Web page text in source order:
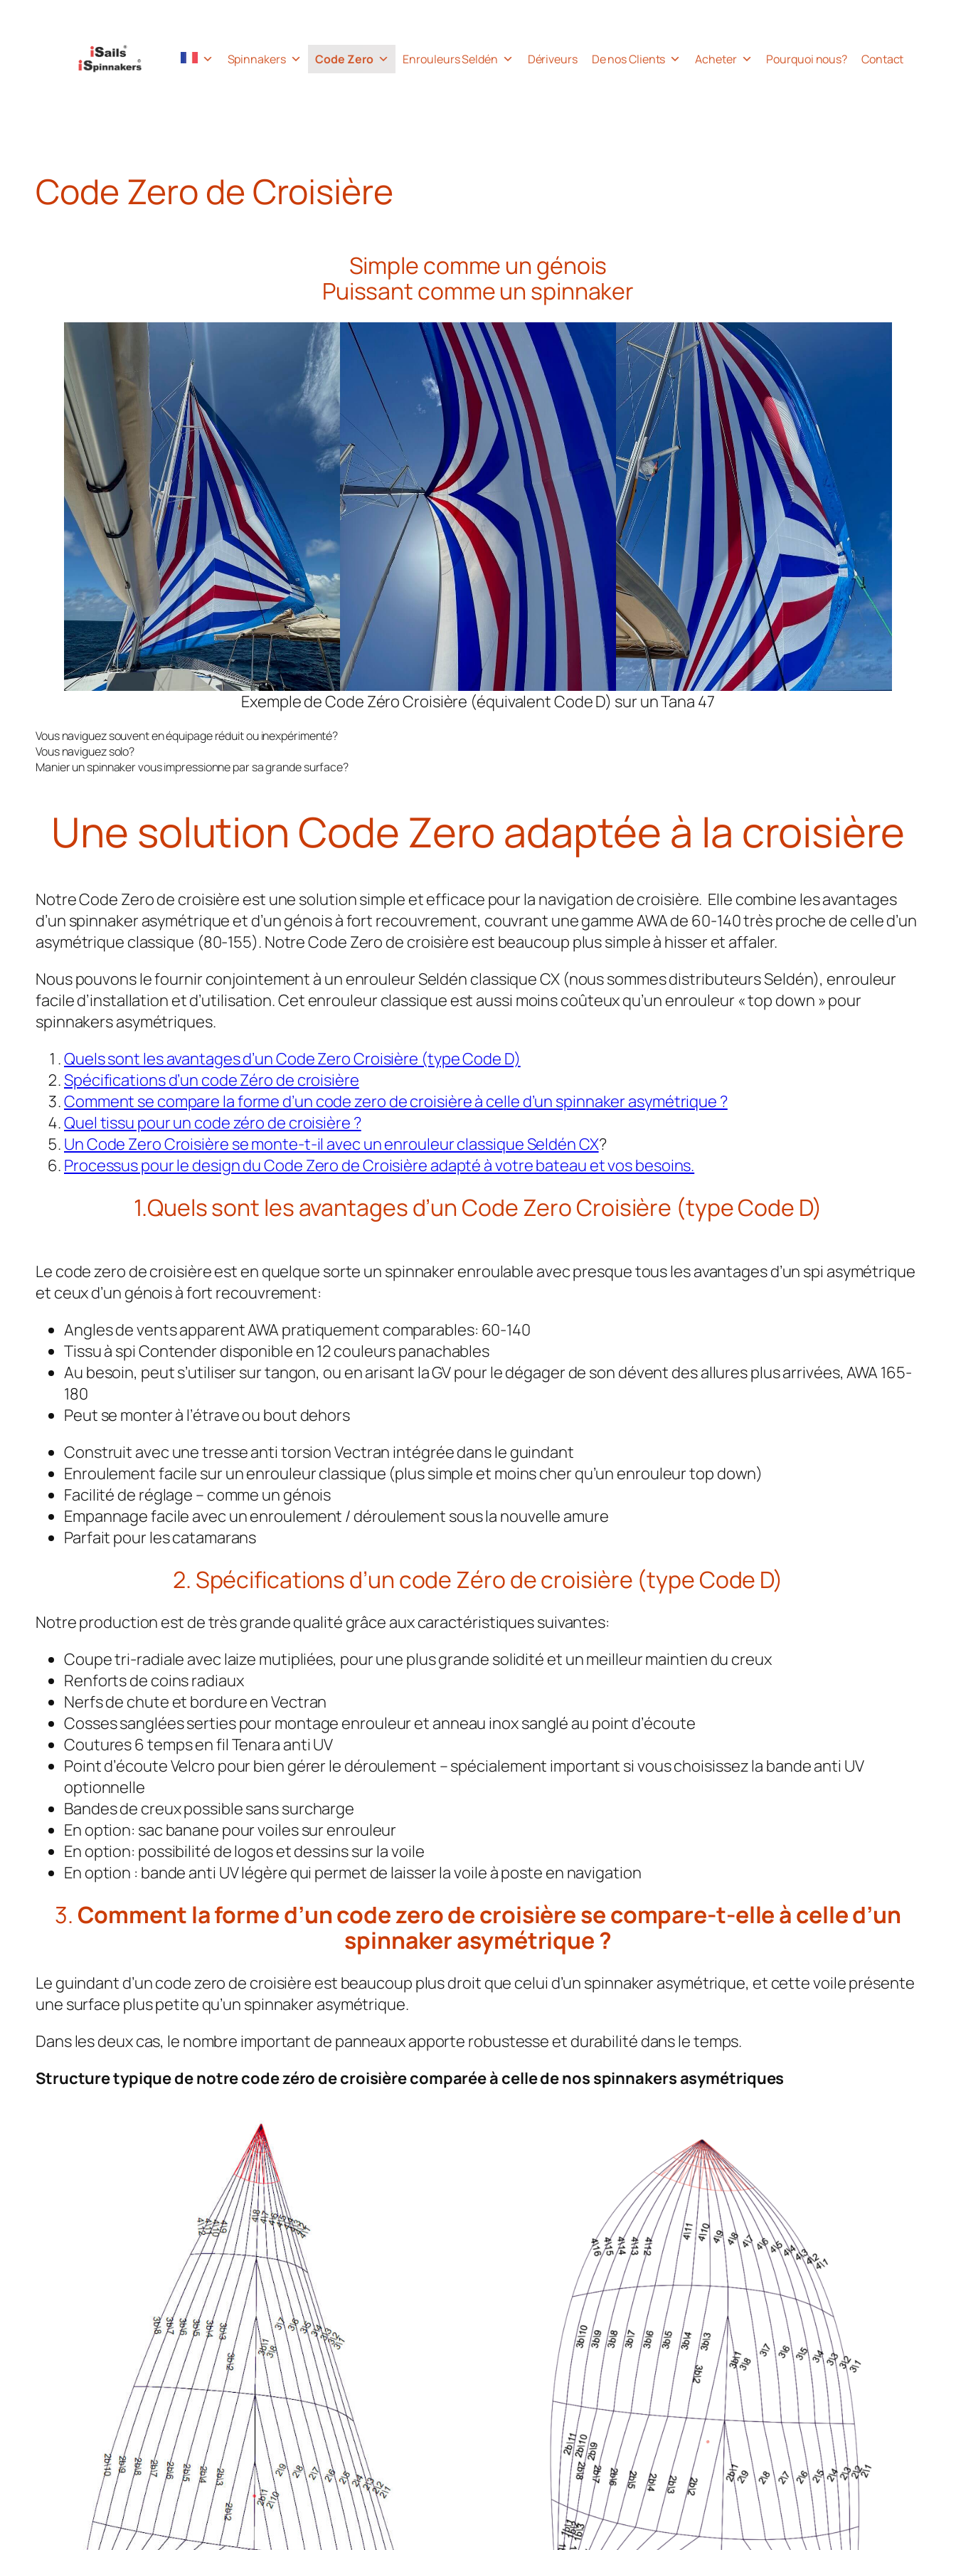
Spinnakers Code Zero Enrouleurs Seldén Dériveurs De nos Clients Acheter Pourquoi nous? Contact
Code Zero de Croisière
Simple comme un génois
Puissant comme un spinnaker
Exemple de Code Zéro Croisière (équivalent Code D) sur un Tana 47
Vous naviguez souvent en équipage réduit ou inexpérimenté?
Vous naviguez solo?
Manier un spinnaker vous impressionne par sa grande surface?
Une solution Code Zero adaptée à la croisière
Notre Code Zero de croisière est une solution simple et efficace pour la navigation de croisière. Elle combine les avantages
d’un spinnaker asymétrique et d’un génois à fort recouvrement, couvrant une gamme AWA de 60-140 très proche de celle d’un
asymétrique classique (80-155). Notre Code Zero de croisière est beaucoup plus simple à hisser et affaler.
Nous pouvons le fournir conjointement à un enrouleur Seldén classique CX (nous sommes distributeurs Seldén), enrouleur
facile d’installation et d’utilisation. Cet enrouleur classique est aussi moins coûteux qu’un enrouleur « top down » pour
spinnakers asymétriques.
Quels sont les avantages d’un Code Zero Croisière (type Code D)
Spécifications d’un code Zéro de croisière
Comment se compare la forme d’un code zero de croisière à celle d’un spinnaker asymétrique ?
Quel tissu pour un code zéro de croisière ?
Un Code Zero Croisière se monte-t-il avec un enrouleur classique Seldén CX?
Processus pour le design du Code Zero de Croisière adapté à votre bateau et vos besoins.
1.Quels sont les avantages d’un Code Zero Croisière (type Code D)
Le code zero de croisière est en quelque sorte un spinnaker enroulable avec presque tous les avantages d’un spi asymétrique
et ceux d’un génois à fort recouvrement:
Angles de vents apparent AWA pratiquement comparables: 60-140
Tissu à spi Contender disponible en 12 couleurs panachables
Au besoin, peut s’utiliser sur tangon, ou en arisant la GV pour le dégager de son dévent des allures plus arrivées, AWA 165-
180
Peut se monter à l’étrave ou bout dehors
Construit avec une tresse anti torsion Vectran intégrée dans le guindant
Enroulement facile sur un enrouleur classique (plus simple et moins cher qu’un enrouleur top down)
Facilité de réglage – comme un génois
Empannage facile avec un enroulement / déroulement sous la nouvelle amure
Parfait pour les catamarans
2. Spécifications d’un code Zéro de croisière (type Code D)
Notre production est de très grande qualité grâce aux caractéristiques suivantes:
Coupe tri-radiale avec laize mutipliées, pour une plus grande solidité et un meilleur maintien du creux
Renforts de coins radiaux
Nerfs de chute et bordure en Vectran
Cosses sanglées serties pour montage enrouleur et anneau inox sanglé au point d’écoute
Coutures 6 temps en fil Tenara anti UV
Point d’écoute Velcro pour bien gérer le déroulement – spécialement important si vous choisissez la bande anti UV
optionnelle
Bandes de creux possible sans surcharge
En option: sac banane pour voiles sur enrouleur
En option: possibilité de logos et dessins sur la voile
En option : bande anti UV légère qui permet de laisser la voile à poste en navigation
3. Comment la forme d’un code zero de croisière se compare-t-elle à celle d’un
spinnaker asymétrique ?
Le guindant d’un code zero de croisière est beaucoup plus droit que celui d’un spinnaker asymétrique, et cette voile présente
une surface plus petite qu’un spinnaker asymétrique.
Dans les deux cas, le nombre important de panneaux apporte robustesse et durabilité dans le temps.
Structure typique de notre code zéro de croisière comparée à celle de nos spinnakers asymétriques